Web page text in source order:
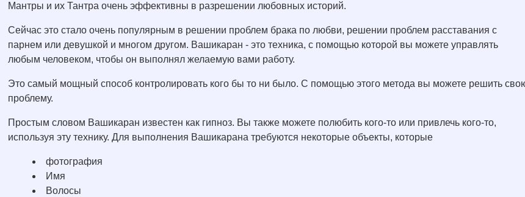
Мантры и их Тантра очень эффективны в разрешении любовных историй.
Сейчас это стало очень популярным в решении проблем брака по любви, решении проблем расставания с
парнем или девушкой и многом другом. Вашикаран - это техника, с помощью которой вы можете управлять
любым человеком, чтобы он выполнял желаемую вами работу.
Это самый мощный способ контролировать кого бы то ни было. С помощью этого метода вы можете решить
проблему.
Простым словом Вашикаран известен как гипноз. Вы также можете полюбить кого-то или привлечь кого-то,
используя эту технику. Для выполнения Вашикарана требуются некоторые объекты, которые
фотография
Имя
Волосы